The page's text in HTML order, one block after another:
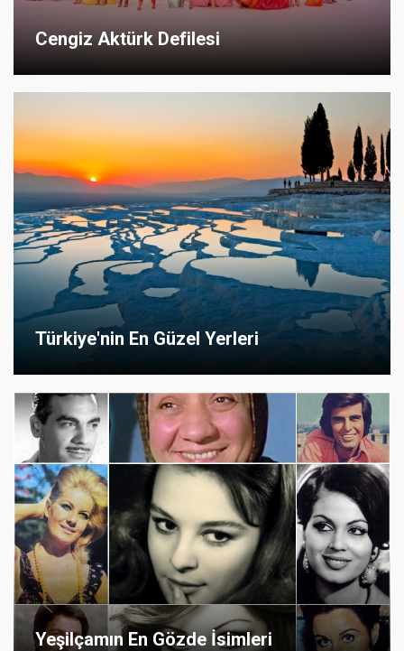
Cengiz Aktürk Defilesi
Türkiye'nin En Güzel Yerleri
Yeşilçamın En Gözde İsimleri